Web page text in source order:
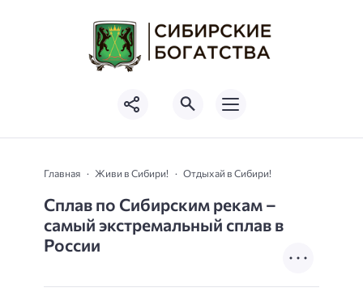
Главная Живи в Сибири! Отдыхай в Сибири!
Сплав по Сибирским рекам –
самый экстремальный сплав в
России